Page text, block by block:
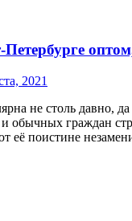
2021
не столь давно,
обычных граждан
её поистине